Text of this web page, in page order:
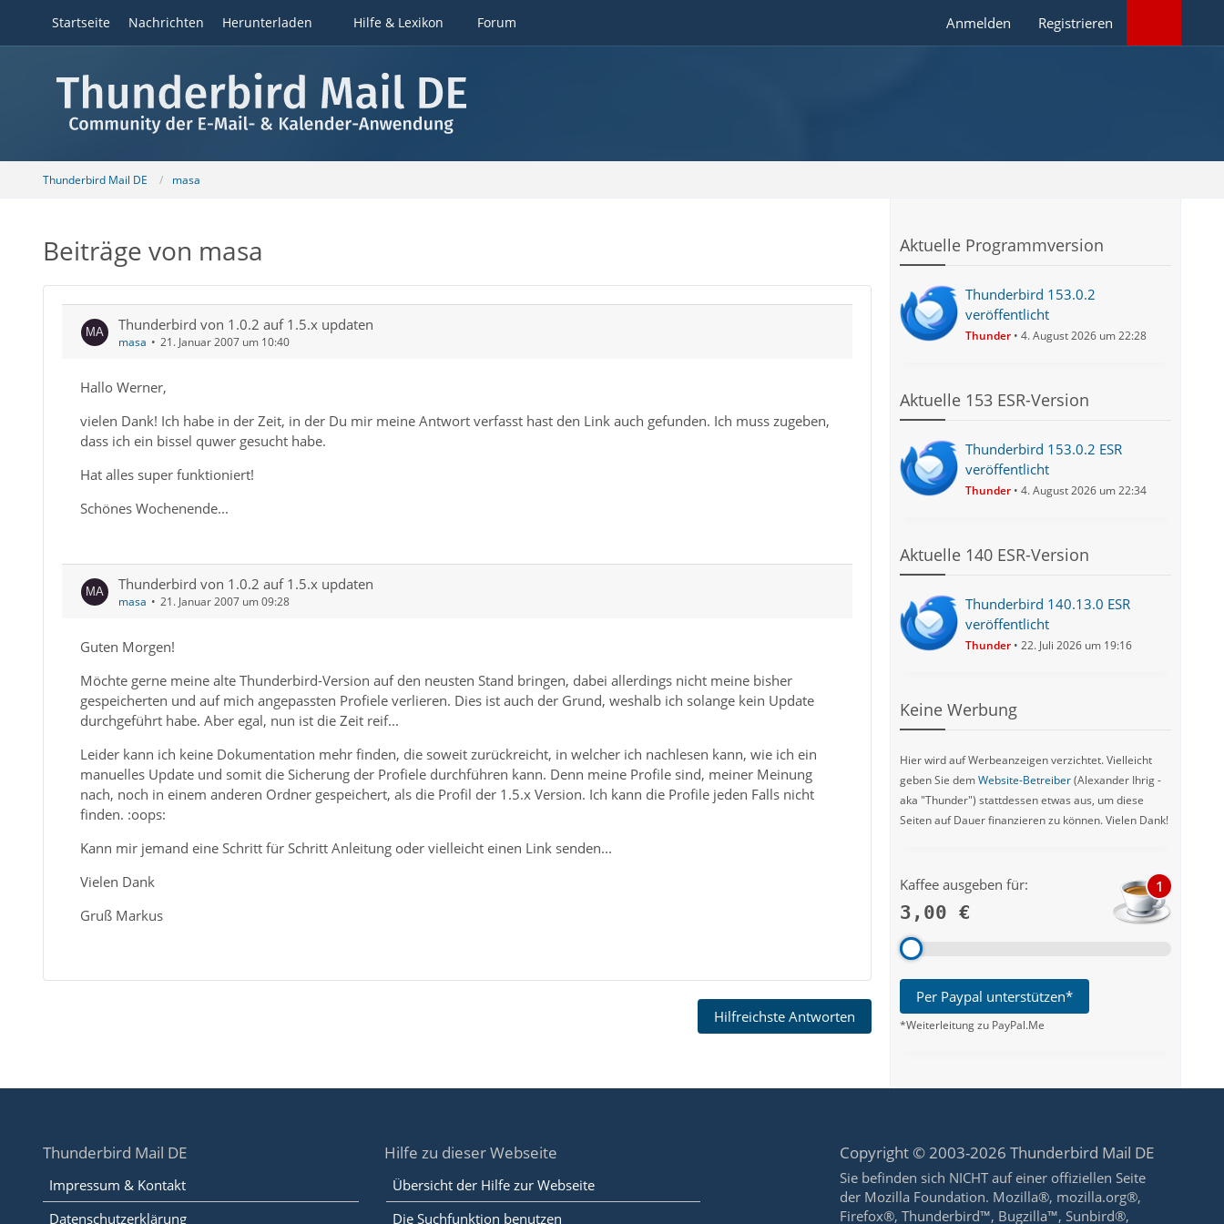
Startseite Nachrichten Herunterladen Hilfe & Lexikon Forum Anmelden Registrieren
Thunderbird Mail DE masa
Beiträge von masa
Thunderbird von 1.0.2 auf 1.5.x updaten
masa 21. Januar 2007 um 10:40
Hallo Werner,
vielen Dank! Ich habe in der Zeit, in der Du mir meine Antwort verfasst hast den Link auch gefunden. Ich muss zugeben,
dass ich ein bissel quwer gesucht habe.
Hat alles super funktioniert!
Schönes Wochenende...
Thunderbird von 1.0.2 auf 1.5.x updaten
masa 21. Januar 2007 um 09:28
Guten Morgen!
Möchte gerne meine alte Thunderbird-Version auf den neusten Stand bringen, dabei allerdings nicht meine bisher
gespeicherten und auf mich angepassten Profiele verlieren. Dies ist auch der Grund, weshalb ich solange kein Update
durchgeführt habe. Aber egal, nun ist die Zeit reif...
Leider kann ich keine Dokumentation mehr finden, die soweit zurückreicht, in welcher ich nachlesen kann, wie ich ein
manuelles Update und somit die Sicherung der Profiele durchführen kann. Denn meine Profile sind, meiner Meinung
nach, noch in einem anderen Ordner gespeichert, als die Profil der 1.5.x Version. Ich kann die Profile jeden Falls nicht
finden. :oops:
Kann mir jemand eine Schritt für Schritt Anleitung oder vielleicht einen Link senden...
Vielen Dank
Gruß Markus
Hilfreichste Antworten
Aktuelle Programmversion
Thunderbird 153.0.2
veröffentlicht
Thunder 4. August 2026 um 22:28
Aktuelle 153 ESR-Version
Thunderbird 153.0.2 ESR
veröffentlicht
Thunder 4. August 2026 um 22:34
Aktuelle 140 ESR-Version
Thunderbird 140.13.0 ESR
veröffentlicht
Thunder 22. Juli 2026 um 19:16
Keine Werbung
Hier wird auf Werbeanzeigen verzichtet. Vielleicht
geben Sie demWebsite-Betreiber(Alexander Ihrig -
aka "Thunder") stattdessen etwas aus, um diese
Seiten auf Dauer finanzieren zu können. Vielen Dank!
Kaffee ausgeben für:
3,00 €
1
Per Paypal unterstützen*
*Weiterleitung zu PayPal.Me
Thunderbird Mail DE
Impressum & Kontakt
Datenschutzerklärung
Hilfe zu dieser Webseite
Übersicht der Hilfe zur Webseite
Die Suchfunktion benutzen
Copyright © 2003-2026 Thunderbird Mail DE
Sie befinden sich NICHT auf einer offiziellen Seite
der Mozilla Foundation. Mozilla®, mozilla.org®,
Firefox®, Thunderbird™, Bugzilla™, Sunbird®,